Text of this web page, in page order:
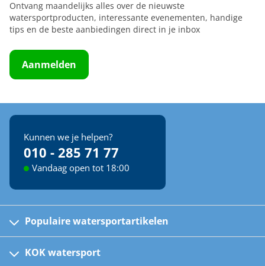
Ontvang maandelijks alles over de nieuwste
watersportproducten, interessante evenementen, handige
tips en de beste aanbiedingen direct in je inbox
Aanmelden
Kunnen we je helpen?
010 - 285 71 77
Vandaag open tot 18:00
Populaire watersportartikelen
Kinder reddingsvesten
KOK watersport